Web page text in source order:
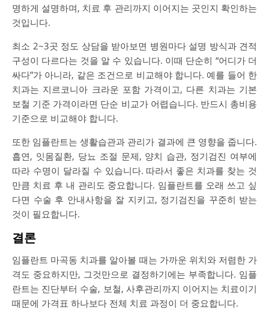
명하게 설명하며, 치료 후 관리까지 이어지는 곳인지 확인하는
것입니다.
최소 2~3곳 정도 상담을 받아보면 병원마다 설명 방식과 견적
구성이 다르다는 것을 알 수 있습니다. 이때 단순히 “어디가 더
싸다”가 아니라, 같은 조건으로 비교해야 합니다. 예를 들어 한
치과는 지르코니아 크라운 포함 가격이고, 다른 치과는 기본
보철 기준 가격이라면 단순 비교가 어렵습니다. 반드시 총비용
기준으로 비교해야 합니다.
또한 임플란트는 생활습관과 관리가 결과에 큰 영향을 줍니다.
흡연, 잇몸질환, 당뇨 조절 문제, 양치 습관, 정기검진 여부에
따라 수명이 달라질 수 있습니다. 따라서 좋은 치과를 찾는 것
만큼 치료 후 내 관리도 중요합니다. 임플란트를 오래 쓰고 싶
다면 수술 후 안내사항을 잘 지키고, 정기검진을 꾸준히 받는
것이 필요합니다.
결론
임플란트 마곡동 치과를 알아볼 때는 가까운 위치와 저렴한 가
격도 중요하지만, 그것만으로 결정하기에는 부족합니다. 임플
란트는 진단부터 수술, 보철, 사후관리까지 이어지는 치료이기
때문에 가격표 하나보다 전체 치료 과정이 더 중요합니다.